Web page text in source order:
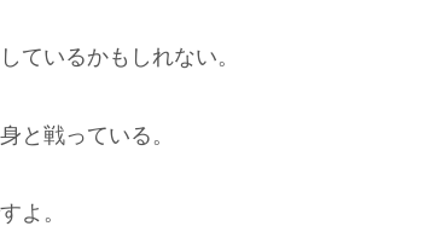
ているかもしれない。
と戦っている。
よ。